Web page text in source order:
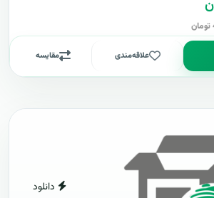
علاقه‌مندی مقایسه
دانلود